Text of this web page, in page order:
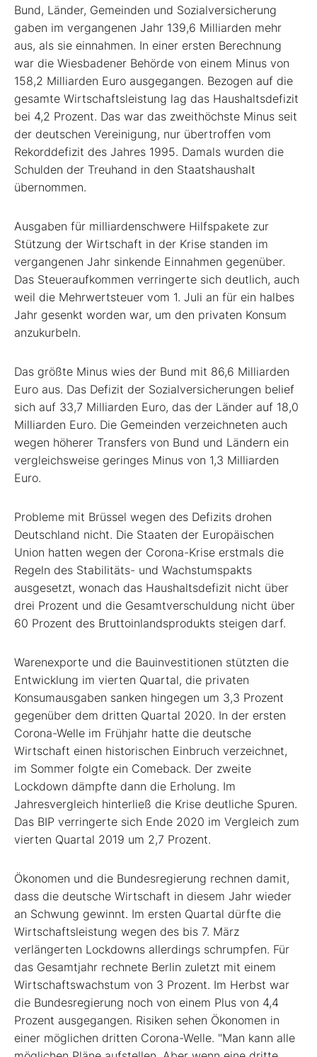
Bund, Länder, Gemeinden und Sozialversicherung
gaben im vergangenen Jahr 139,6 Milliarden mehr
aus, als sie einnahmen. In einer ersten Berechnung
war die Wiesbadener Behörde von einem Minus von
158,2 Milliarden Euro ausgegangen. Bezogen auf die
gesamte Wirtschaftsleistung lag das Haushaltsdefizit
bei 4,2 Prozent. Das war das zweithöchste Minus seit
der deutschen Vereinigung, nur übertroffen vom
Rekorddefizit des Jahres 1995. Damals wurden die
Schulden der Treuhand in den Staatshaushalt
übernommen.
Ausgaben für milliardenschwere Hilfspakete zur
Stützung der Wirtschaft in der Krise standen im
vergangenen Jahr sinkende Einnahmen gegenüber.
Das Steueraufkommen verringerte sich deutlich, auch
weil die Mehrwertsteuer vom 1. Juli an für ein halbes
Jahr gesenkt worden war, um den privaten Konsum
anzukurbeln.
Das größte Minus wies der Bund mit 86,6 Milliarden
Euro aus. Das Defizit der Sozialversicherungen belief
sich auf 33,7 Milliarden Euro, das der Länder auf 18,0
Milliarden Euro. Die Gemeinden verzeichneten auch
wegen höherer Transfers von Bund und Ländern ein
vergleichsweise geringes Minus von 1,3 Milliarden
Euro.
Probleme mit Brüssel wegen des Defizits drohen
Deutschland nicht. Die Staaten der Europäischen
Union hatten wegen der Corona-Krise erstmals die
Regeln des Stabilitäts- und Wachstumspakts
ausgesetzt, wonach das Haushaltsdefizit nicht über
drei Prozent und die Gesamtverschuldung nicht über
60 Prozent des Bruttoinlandsprodukts steigen darf.
Warenexporte und die Bauinvestitionen stützten die
Entwicklung im vierten Quartal, die privaten
Konsumausgaben sanken hingegen um 3,3 Prozent
gegenüber dem dritten Quartal 2020. In der ersten
Corona-Welle im Frühjahr hatte die deutsche
Wirtschaft einen historischen Einbruch verzeichnet,
im Sommer folgte ein Comeback. Der zweite
Lockdown dämpfte dann die Erholung. Im
Jahresvergleich hinterließ die Krise deutliche Spuren.
Das BIP verringerte sich Ende 2020 im Vergleich zum
vierten Quartal 2019 um 2,7 Prozent.
Ökonomen und die Bundesregierung rechnen damit,
dass die deutsche Wirtschaft in diesem Jahr wieder
an Schwung gewinnt. Im ersten Quartal dürfte die
Wirtschaftsleistung wegen des bis 7. März
verlängerten Lockdowns allerdings schrumpfen. Für
das Gesamtjahr rechnete Berlin zuletzt mit einem
Wirtschaftswachstum von 3 Prozent. Im Herbst war
die Bundesregierung noch von einem Plus von 4,4
Prozent ausgegangen. Risiken sehen Ökonomen in
einer möglichen dritten Corona-Welle. "Man kann alle